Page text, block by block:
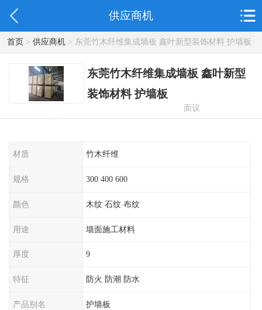
供应商机
首页> 供应商机> 东莞竹木纤维集成墙板 鑫叶新型装饰材料 护墙板
东莞竹木纤维集成墙板 鑫叶新型
装饰材料 护墙板
面议
材质 竹木纤维
规格 300 400 600
颜色 木纹 石纹 布纹
用途 墙面施工材料
厚度 9
特征 防火 防潮 防水
产品别名 护墙板